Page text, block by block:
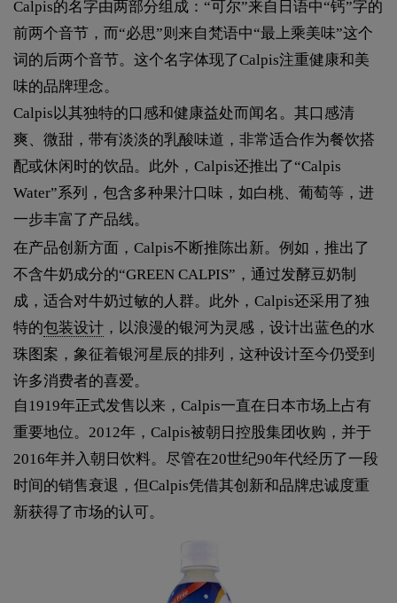
Calpis的名字由两部分组成：“可尔”来自日语中“钙”字的
前两个音节，而“必思”则来自梵语中“最上乘美味”这个
词的后两个音节。这个名字体现了Calpis注重健康和美
味的品牌理念。
Calpis以其独特的口感和健康益处而闻名。其口感清
爽、微甜，带有淡淡的乳酸味道，非常适合作为餐饮搭
配或休闲时的饮品。此外，Calpis还推出了“Calpis
Water”系列，包含多种果汁口味，如白桃、葡萄等，进
一步丰富了产品线。
在产品创新方面，Calpis不断推陈出新。例如，推出了
不含牛奶成分的“GREEN CALPIS”，通过发酵豆奶制
成，适合对牛奶过敏的人群。此外，Calpis还采用了独
特的包装设计 ，以浪漫的银河为灵感，设计出蓝色的水
珠图案，象征着银河星辰的排列，这种设计至今仍受到
许多消费者的喜爱。
自1919年正式发售以来，Calpis一直在日本市场上占有
重要地位。2012年，Calpis被朝日控股集团收购，并于
2016年并入朝日饮料。尽管在20世纪90年代经历了一段
时间的销售衰退，但Calpis凭借其创新和品牌忠诚度重
新获得了市场的认可。